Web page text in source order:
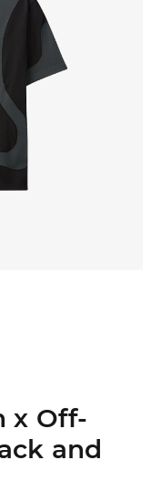
х Off-
and